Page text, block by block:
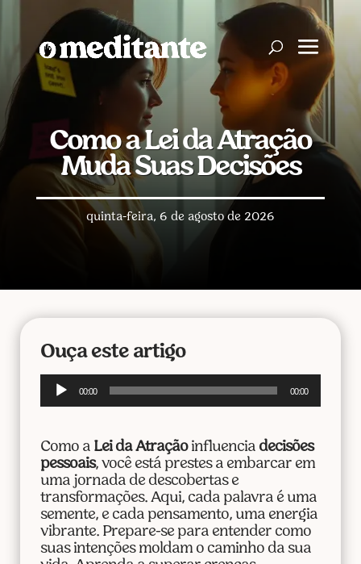
Como a Lei da Atração
Muda Suas Decisões
quinta-feira, 6 de agosto de 2026
Ouça este artigo
Tocador
00:00 00:00
Como a Lei da Atraçãoinfluencia decisões
pessoais, você está prestes a embarcar em
uma jornada de descobertas e
transformações. Aqui, cada palavra é uma
semente, e cada pensamento, uma energia
vibrante. Prepare-se para entender como
suas intenções moldam o caminho da sua